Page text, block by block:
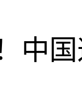
中国